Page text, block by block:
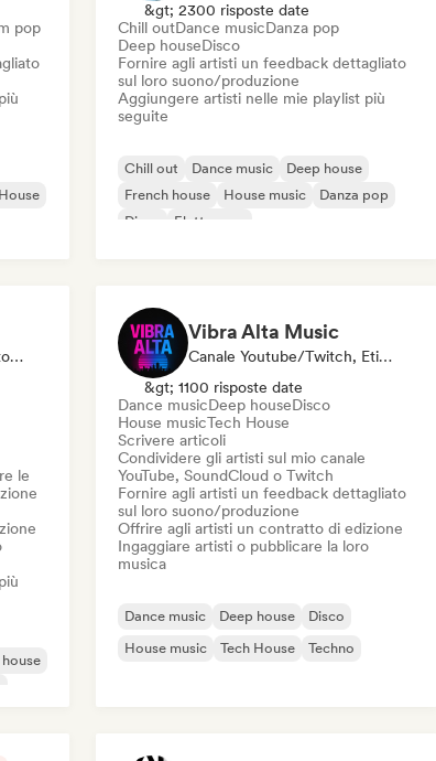
pop
&gt; 2300 risposte date
Chill outDance musicDanza pop
Deep houseDisco
Fornire agli artisti un feedback dettagliato
sul loro suono/produzione
Aggiungere artisti nelle mie playlist più
seguite
Chill out Dance music
Deep house
French house
House music
Danza pop
Disco
Elettropop
Etichetta, Mentore, Curatore Di Playlist, Editore, Sync Supervisor
le
Vibra Alta Music
Canale Youtube/Twitch, Etichetta, Media/Giornalista, Editore, Esperto Del Suono
&gt; 1100 risposte date
Dance musicDeep houseDisco
House musicTech House
Scrivere articoli
Condividere gli artisti sul mio canale
YouTube, SoundCloud o Twitch
Fornire agli artisti un feedback dettagliato
sul loro suono/produzione
Offrire agli artisti un contratto di edizione
Ingaggiare artisti o pubblicare la loro
musica
Dance music Deep house
Disco
House music
Tech House Techno